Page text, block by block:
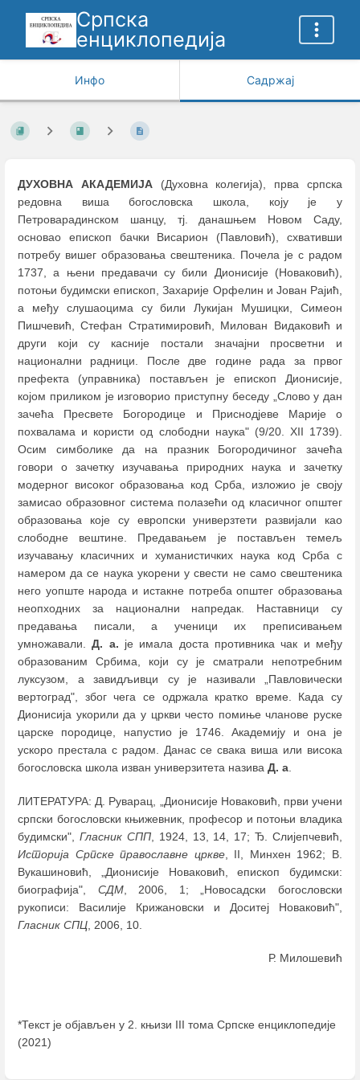
Српска
енциклопедија
Инфо Садржај
ДУХОВНА АКАДЕМИЈА(Духовна колегија), прва српска
редовна виша богословска школа, коју је у
Петроварадинском шанцу, тј. данашњем Новом Саду,
основао епископ бачки Висарион (Павловић), схвативши
потребу вишег образoвања свештеника. Почела је с радом
1737, а њени предавачи су били Дионисије (Новаковић),
потоњи будимски епископ, Захарије Орфелин и Јован Рајић,
а међу слушаоцима су били Лукијан Мушицки, Симеон
Пишчевић, Стефан Стратимировић, Милован Видаковић и
други који су касније постали значајни просветни и
национални радници. После две године рада за првог
префекта (управника) постављен је епископ Дионисије,
којом приликом је изговорио приступну беседу „Слово у дан
зачећа Пресвете Богородице и Приснодјеве Марије о
похвалама и користи од слободни наука" (9/20. XII 1739).
Осим симболике да на празник Богородичиног зачећа
говори о зачетку изучавања природних наука и зачетку
модерног високог образовања код Срба, изложио је своју
замисао образовног система полазећи од класичног општег
образовања које су европски универзтети развијали као
слободне вештине. Предавањем је постављен темељ
изучавању класичних и хуманистичких наука код Срба с
намером да се наука укорени у свести не само свештеника
него уопште народа и истакне потреба општег образовања
неопходних за национални напредак. Наставници су
предавања писали, а ученици их преписивањем
умножавали.Д. а. је имала доста противника чак и међу
образованим Србима, који су је сматрали непотребним
луксузом, а завидљивци су је називали „Павловически
вертоград", због чега се одржала кратко време. Када су
Дионисија укорили да у цркви често помиње чланове руске
царске породице, напустио је 1746. Академију и она је
ускоро престала с радом. Данас се свака виша или висока
богословска школа изван универзитета назива Д. а.
ЛИТЕРАТУРА: Д. Руварац, „Дионисије Новаковић, први учени
српски богословски књижевник, професор и потоњи владика
будимски", Гласник СПП, 1924, 13, 14, 17; Ђ. Слијепчевић,
Историја Српске православне цркве, II, Минхен 1962; В.
Вукашиновић, „Дионисије Новаковић, епископ будимски:
биографија", СДМ, 2006, 1; „Новосадски богословски
рукописи: Василије Крижановски и Доситеј Новаковић",
Гласник СПЦ , 2006, 10.
Р. Милошевић
*Текст је објављен у 2. књизи III тома Српске енциклопедије
(2021)